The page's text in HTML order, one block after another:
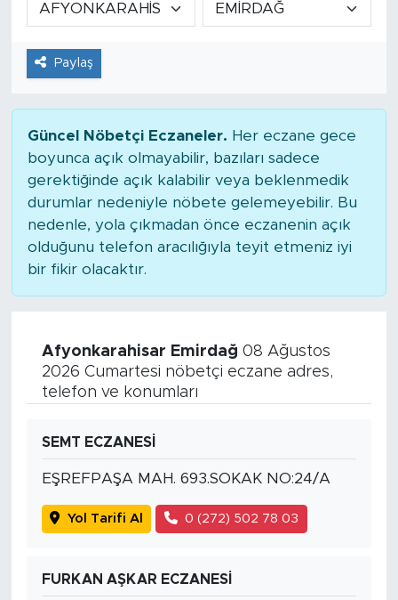
Paylaş
Güncel Nöbetçi Eczaneler. Her eczane gece
boyunca açık olmayabilir, bazıları sadece
gerektiğinde açık kalabilir veya beklenmedik
durumlar nedeniyle nöbete gelemeyebilir. Bu
nedenle, yola çıkmadan önce eczanenin açık
olduğunu telefon aracılığıyla teyit etmeniz iyi
bir fikir olacaktır.
Afyonkarahisar Emirdağ 08 Ağustos
2026 Cumartesi nöbetçi eczane adres,
telefon ve konumları
SEMT ECZANESİ
EŞREFPAŞA MAH. 693.SOKAK NO:24/A
Yol Tarifi Al 0 (272) 502 78 03
FURKAN AŞKAR ECZANESİ
Tarihçe
Resmi İlanlar
Foto Şaka
Politika